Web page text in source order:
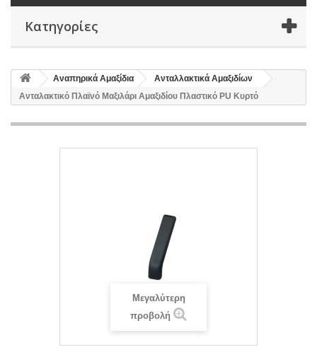
Κατηγορίες
Αναπηρικά Αμαξίδια
Ανταλλακτικά Αμαξιδίων
Ανταλακτικό Πλαϊνό Μαξιλάρι Αμαξιδίου Πλαστικό PU Κυρτό
Μεγαλύτερη
προβολή